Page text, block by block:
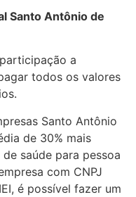
Santo Antônio de
a
todos os valores
Santo Antônio
de 30% mais
saúde para pessoa
com CNPJ
é possível fazer um